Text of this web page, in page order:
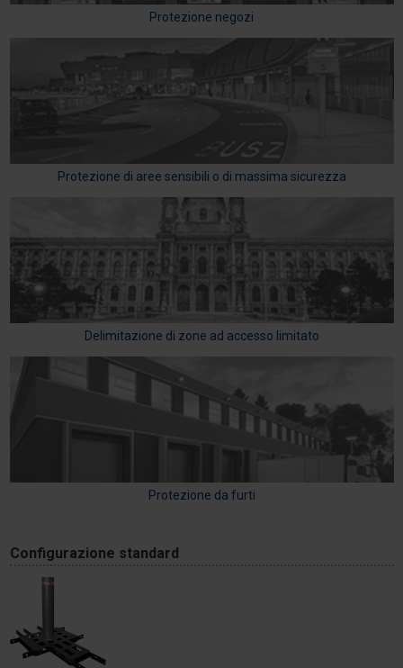
Protezione negozi
Protezione di aree sensibili o di massima sicurezza
Delimitazione di zone ad accesso limitato
Protezione da furti
Configurazione standard